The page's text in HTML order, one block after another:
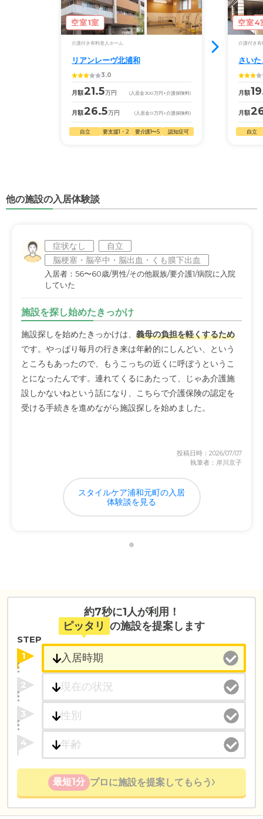
空室1室
介護付き有料老人ホーム
リアンレーヴ北浦和
3.0
月額21.5万円 (入居金300万円 +介護保険料)
月額26.5万円 (入居金0万円 +介護保険料)
自立 要支援1・2 要介護1〜5 認知症可
空室4
介護付き有
さい
月額
月額
自立
他の施設の入居体験談
症状なし
自立
脳梗塞・脳卒中・脳出血・くも膜下出血
入居者：56〜60歳/男性/その他親族/要介護1/病院に入院
していた
施設を探し始めたきっかけ
施設探しを始めたきっかけは、 義母の負担を軽くするため
です。やっぱり毎月の行き来は年齢的にしんどい、という
ところもあったので、もうこっちの近くに呼ぼうというこ
とになったんです。連れてくるにあたって、じゃあ介護施
設しかないねという話になり、こちらで介護保険の認定を
受ける手続きを進めながら施設探しを始めました。
投稿日時：2026/07/07
執筆者：岸川京子
スタイルケア浦和元町の入居
体験談を見る
約7秒に1人が利用！
ピッタリ の施設を提案します
STEP
1
2
3
4
最短1分 プロに施設を提案してもらう